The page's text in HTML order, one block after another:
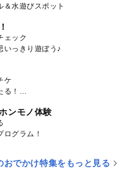
＆水遊びスポット
ェック
いっきり遊ぼう♪
ケ
！
ンモノ体験
ログラム！
おでかけ特集をもっと見る